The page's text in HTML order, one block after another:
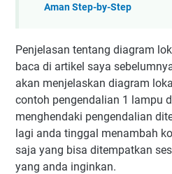
Aman Step-by-Step
Penjelasan tentang diagram
baca di artikel saya
akan menjelaskan diagram
contoh pengendalian 1 lampu
menghendaki pengendalian
lagi anda tinggal menambah
saja yang bisa ditempatkan
yang anda inginkan.